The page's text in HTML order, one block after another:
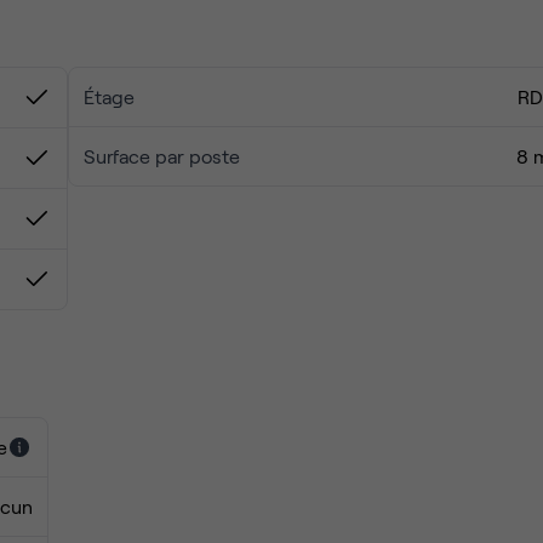
Étage
Surface par poste 8